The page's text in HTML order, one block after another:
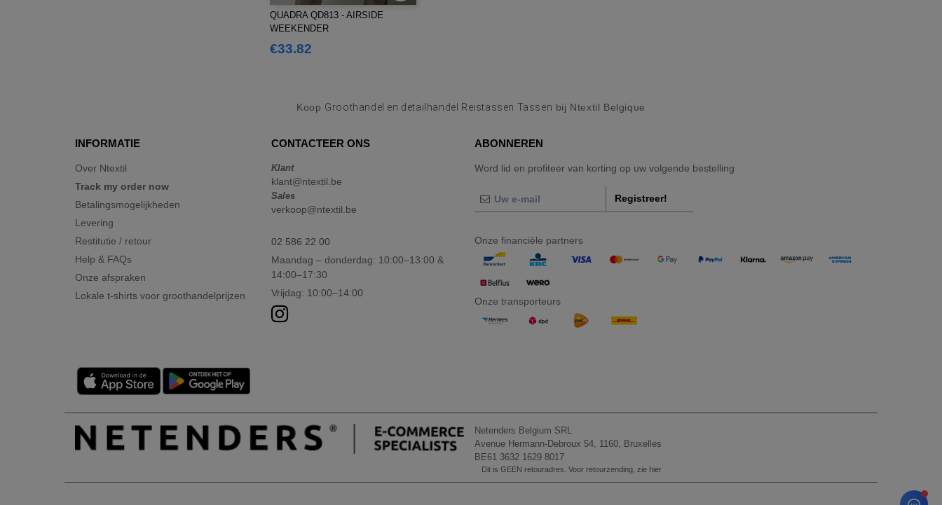
QUADRA QD813 - AIRSIDE
WEEKENDER
€33.82
Koop Groothandel en detailhandel Reistassen Tassen bij Ntextil Belgique
INFORMATIE
Over Ntextil
Track my order now
Betalingsmogelijkheden
Levering
Restitutie / retour
Help & FAQs
Onze afspraken
Lokale t-shirts voor groothandelprijzen
CONTACTEER ONS
Klant
klant@ntextil.be
Sales
verkoop@ntextil.be
02 586 22 00
Maandag – donderdag: 10:00–13:00 &
14:00–17:30
Vrijdag: 10:00–14:00
ABONNEREN
Word lid en profiteer van korting op uw volgende bestelling
Registreer!
Onze financiële partners
Onze transporteurs
Netenders Belgium SRL
Avenue Hermann-Debroux 54, 1160, Bruxelles
BE61 3632 1629 8017
Dit is GEEN retouradres. Voor retourzending, zie hier